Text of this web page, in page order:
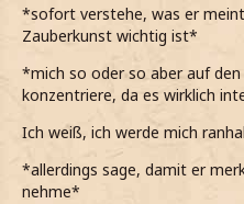
*sofort verstehe, was er
Zauberkunst wichtig ist*
*mich so oder so aber auf
konzentriere, da es wirklich
Ich weiß, ich werde mich
*allerdings sage, damit er
nehme*